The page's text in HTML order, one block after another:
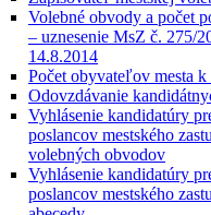
Volebné obvody a počet
– uznesenie MsZ č. 275/
14.8.2014
Počet obyvateľov mesta
Odovzdávanie
Vyhlásenie kandidatúry
poslancov mestského
volebných obvodov
Vyhlásenie kandidatúry
poslancov mestského